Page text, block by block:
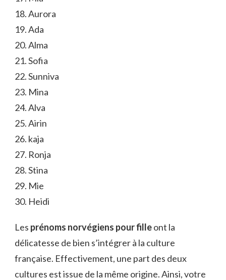
18. Aurora
19. Ada
20. Alma
21. Sofia
22. Sunniva
23. Mina
24. Alva
25. Airin
26. kaja
27. Ronja
28. Stina
29. Mie
30. Heidi
Les prénoms norvégiens pour filleont la
délicatesse de bien s’intégrer à la culture
française. Effectivement, une part des deux
cultures est issue de la même origine. Ainsi, votre